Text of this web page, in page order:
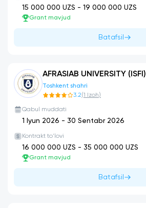
15 000 000 UZS - 19 000 000 UZS
Grant mavjud
Batafsil
AFRASIAB UNIVERSITY (ISFI)
Toshkent shahri
3.2(1 Izoh)
Qabul muddati
1 Iyun 2026 - 30 Sentabr 2026
Kontrakt to'lovi
16 000 000 UZS - 35 000 000 UZS
Grant mavjud
Batafsil